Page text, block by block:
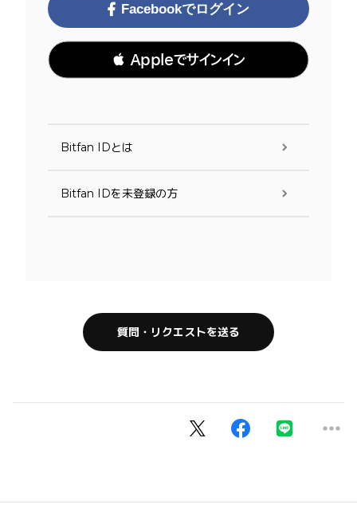
Facebookでログイン
 Appleでサインイン
Bitfan IDとは
Bitfan IDを未登録の方
質問・リクエストを送る